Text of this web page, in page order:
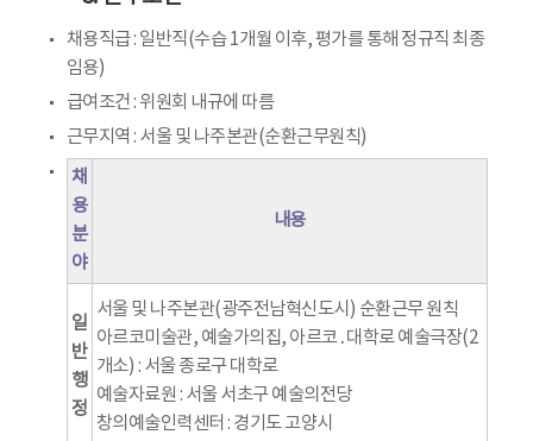
채용직급 : 일반직(수습 1개월 이후, 평가를 통해 정규직 최종
임용)
급여조건 : 위원회 내규에 따름
근무지역 : 서울 및 나주본관(순환근무원칙)
채
용
분
야
내용
일
반
행
정
서울 및 나주본관(광주전남혁신도시) 순환근무 원칙
아르코미술관, 예술가의집, 아르코․대학로 예술극장(2
개소) : 서울 종로구 대학로
예술자료원 : 서울 서초구 예술의전당
창의예술인력센터 : 경기도 고양시